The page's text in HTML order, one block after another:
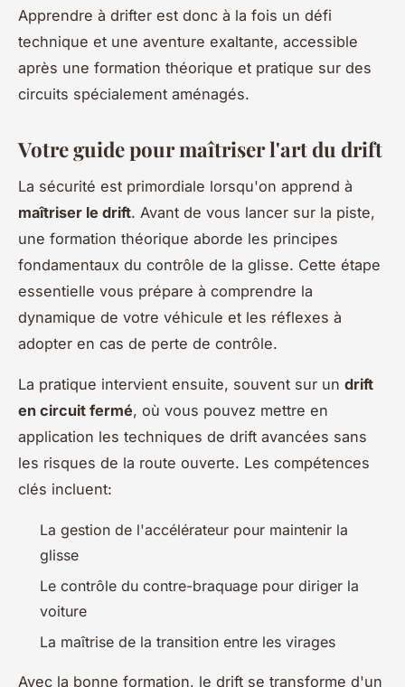
Apprendre à drifter est donc à la fois un défi
technique et une aventure exaltante, accessible
après une formation théorique et pratique sur des
circuits spécialement aménagés.
Votre guide pour maîtriser l'art du drift
La sécurité est primordiale lorsqu'on apprend à
maîtriser le drift. Avant de vous lancer sur la piste,
une formation théorique aborde les principes
fondamentaux du contrôle de la glisse. Cette étape
essentielle vous prépare à comprendre la
dynamique de votre véhicule et les réflexes à
adopter en cas de perte de contrôle.
La pratique intervient ensuite, souvent sur un drift
en circuit fermé, où vous pouvez mettre en
application les techniques de drift avancées sans
les risques de la route ouverte. Les compétences
clés incluent:
La gestion de l'accélérateur pour maintenir la
glisse
Le contrôle du contre-braquage pour diriger la
voiture
La maîtrise de la transition entre les virages
Avec la bonne formation, le drift se transforme d'un